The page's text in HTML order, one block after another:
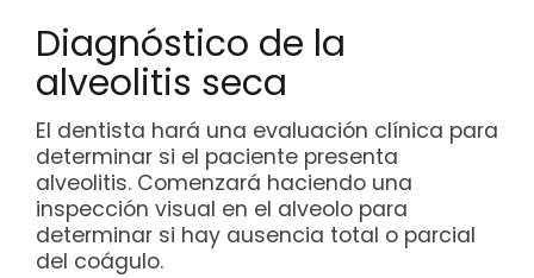
Diagnóstico de la
alveolitis seca
El dentista hará una evaluación clínica para
determinar si el paciente presenta
alveolitis. Comenzará haciendo una
inspección visual en el alveolo para
determinar si hay ausencia total o parcial
del coágulo.